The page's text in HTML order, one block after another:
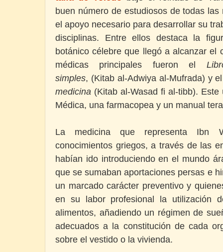
buen número de estudiosos de todas
el apoyo necesario para desarrollar su
disciplinas. Entre ellos destaca la
botánico célebre que llegó a alcanzar el
médicas principales fueron el
simples, (Kitab al-Adwiya al-Mufrada) y el
medicina (Kitab al-Wasad fi al-tibb).
Médica, una farmacopea y un manual
La medicina que representa Ibn
conocimientos griegos, a través de las
habían ido introduciendo en el mundo
que se sumaban aportaciones persas e
un marcado carácter preventivo y
en su labor profesional la utilización
alimentos, añadiendo un régimen de
adecuados a la constitución de cada
sobre el vestido o la vivienda.